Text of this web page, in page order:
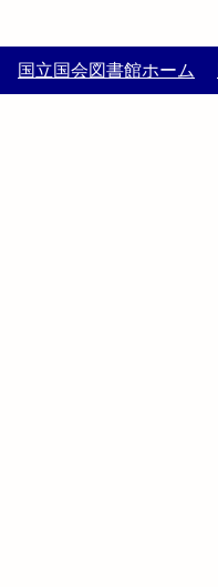
国立国会図書館ホーム